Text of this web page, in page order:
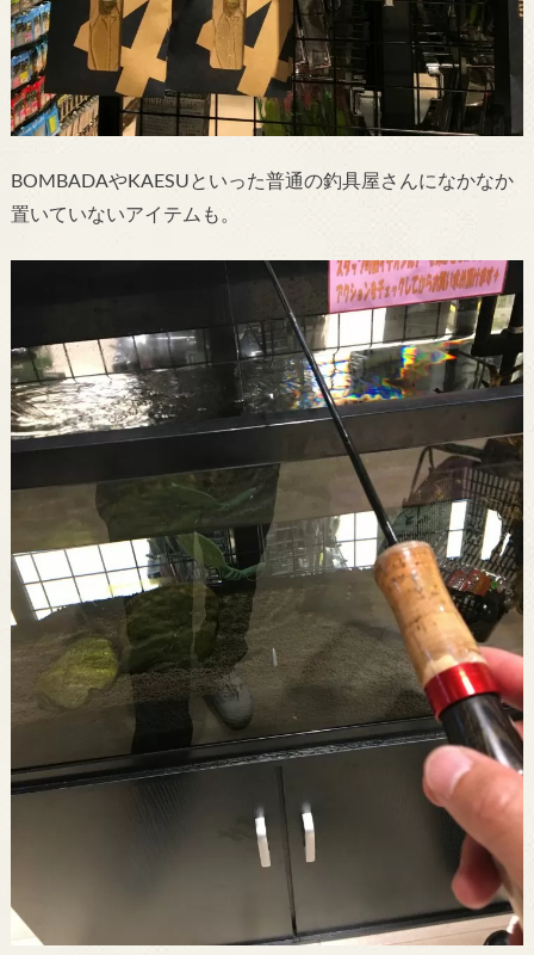
BOMBADAやKAESUといった普通の釣具屋さんになかなか
置いていないアイテムも。